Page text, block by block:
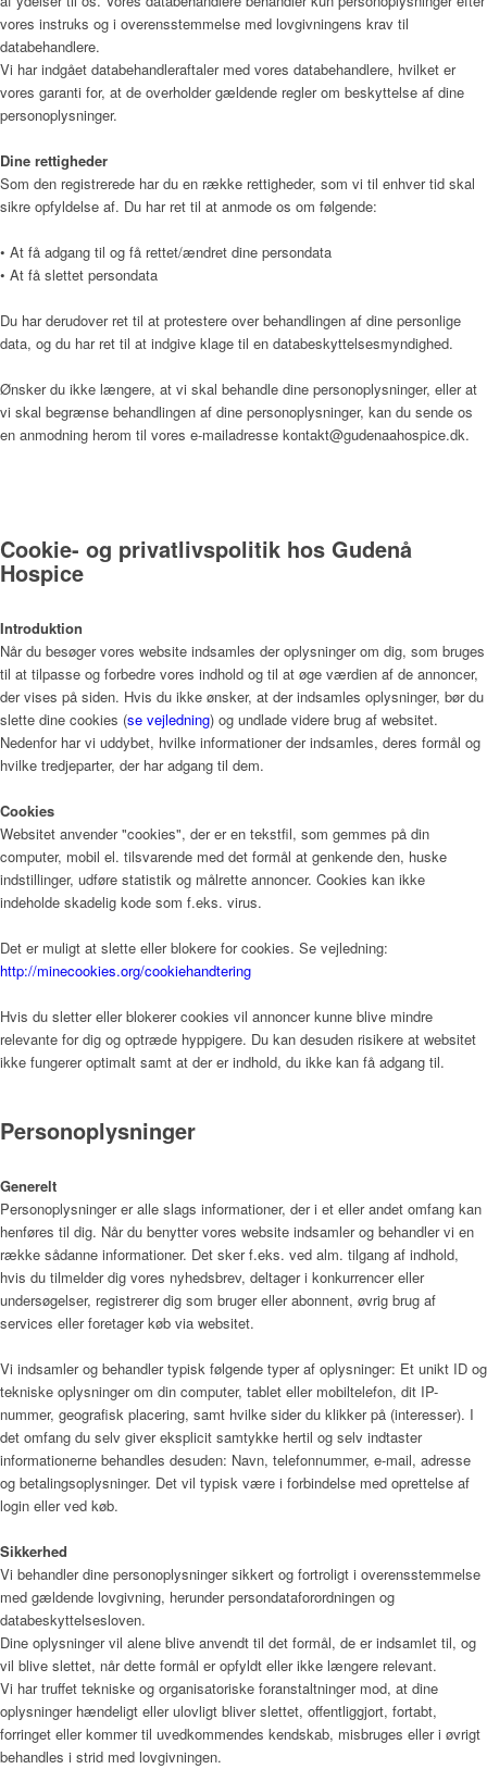
Praktisk information
Frivillig
De frivillige gør en forskel
Frivilligkoordinator
Bliv frivillig
Pjece om Frivillighed på Gudenå Hospice (PDF)
Støtteforening
Nyheder
Nyheder
Menu
vores instruks og i overensstemmelse med lovgivningens krav til
databehandlere.
Vi har indgået databehandleraftaler med vores databehandlere, hvilket er
vores garanti for, at de overholder gældende regler om beskyttelse af dine
personoplysninger.
Dine rettigheder
Som den registrerede har du en række rettigheder, som vi til enhver tid skal
sikre opfyldelse af. Du har ret til at anmode os om følgende:
• At få adgang til og få rettet/ændret dine persondata
• At få slettet persondata
Du har derudover ret til at protestere over behandlingen af dine personlige
data, og du har ret til at indgive klage til en databeskyttelsesmyndighed.
Ønsker du ikke længere, at vi skal behandle dine personoplysninger, eller at
vi skal begrænse behandlingen af dine personoplysninger, kan du sende os
en anmodning herom til vores e-mailadresse kontakt@gudenaahospice.dk.
Cookie- og privatlivspolitik hos Gudenå
Hospice
Introduktion
Når du besøger vores website indsamles der oplysninger om dig, som bruges
til at tilpasse og forbedre vores indhold og til at øge værdien af de annoncer,
der vises på siden. Hvis du ikke ønsker, at der indsamles oplysninger, bør du
slette dine cookies (se vejledning) og undlade videre brug af websitet.
Nedenfor har vi uddybet, hvilke informationer der indsamles, deres formål og
hvilke tredjeparter, der har adgang til dem.
Cookies
Websitet anvender "cookies", der er en tekstfil, som gemmes på din
computer, mobil el. tilsvarende med det formål at genkende den, huske
indstillinger, udføre statistik og målrette annoncer. Cookies kan ikke
indeholde skadelig kode som f.eks. virus.
Det er muligt at slette eller blokere for cookies. Se vejledning:
http://minecookies.org/cookiehandtering
Hvis du sletter eller blokerer cookies vil annoncer kunne blive mindre
relevante for dig og optræde hyppigere. Du kan desuden risikere at websitet
ikke fungerer optimalt samt at der er indhold, du ikke kan få adgang til.
Personoplysninger
Generelt
Personoplysninger er alle slags informationer, der i et eller andet omfang kan
henføres til dig. Når du benytter vores website indsamler og behandler vi en
række sådanne informationer. Det sker f.eks. ved alm. tilgang af indhold,
hvis du tilmelder dig vores nyhedsbrev, deltager i konkurrencer eller
undersøgelser, registrerer dig som bruger eller abonnent, øvrig brug af
services eller foretager køb via websitet.
Vi indsamler og behandler typisk følgende typer af oplysninger: Et unikt ID og
tekniske oplysninger om din computer, tablet eller mobiltelefon, dit IP-
nummer, geografisk placering, samt hvilke sider du klikker på (interesser). I
det omfang du selv giver eksplicit samtykke hertil og selv indtaster
informationerne behandles desuden: Navn, telefonnummer, e-mail, adresse
og betalingsoplysninger. Det vil typisk være i forbindelse med oprettelse af
login eller ved køb.
Sikkerhed
Vi behandler dine personoplysninger sikkert og fortroligt i overensstemmelse
med gældende lovgivning, herunder persondataforordningen og
databeskyttelsesloven.
Dine oplysninger vil alene blive anvendt til det formål, de er indsamlet til, og
vil blive slettet, når dette formål er opfyldt eller ikke længere relevant.
Vi har truffet tekniske og organisatoriske foranstaltninger mod, at dine
oplysninger hændeligt eller ulovligt bliver slettet, offentliggjort, fortabt,
forringet eller kommer til uvedkommendes kendskab, misbruges eller i øvrigt
behandles i strid med lovgivningen.